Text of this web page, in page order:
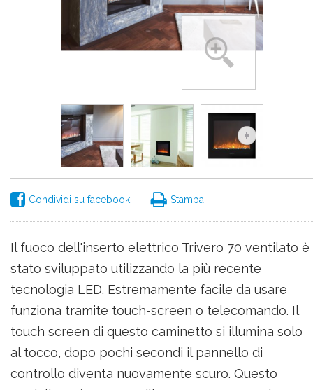
Condividi su facebook Stampa
Il fuoco dell'inserto elettrico Trivero 70 ventilato è
stato sviluppato utilizzando la più recente
tecnologia LED. Estremamente facile da usare
funziona tramite touch-screen o telecomando. Il
touch screen di questo caminetto si illumina solo
al tocco, dopo pochi secondi il pannello di
controllo diventa nuovamente scuro. Questo